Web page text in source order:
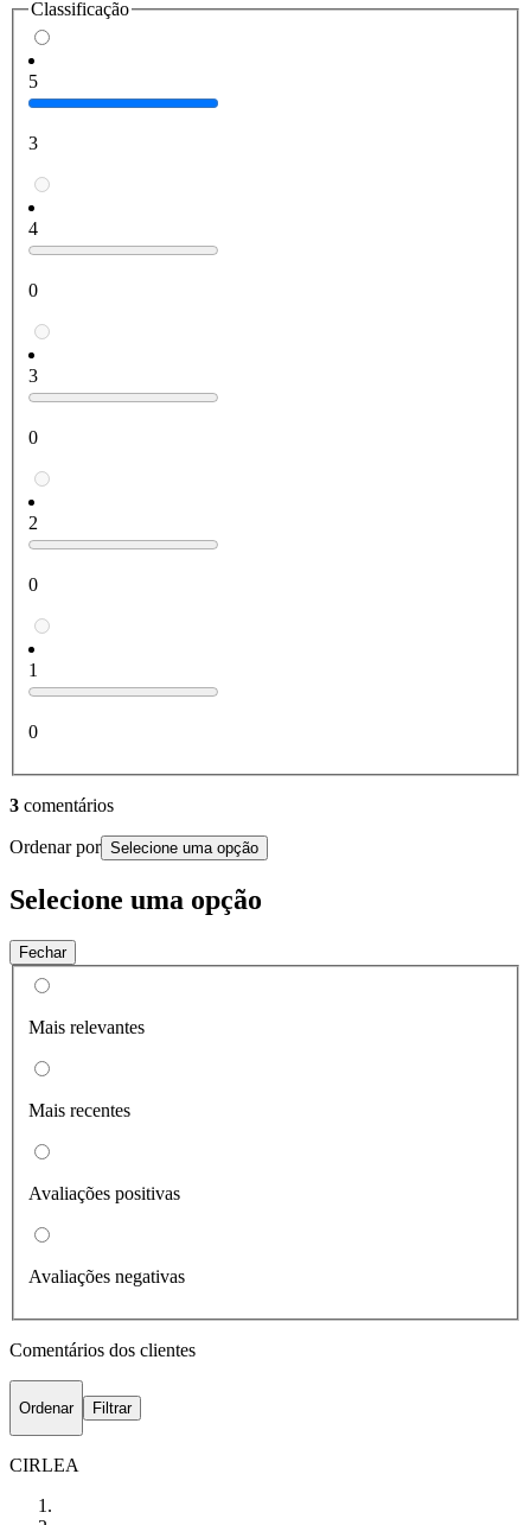
Classificação
5
3
4
0
3
0
2
0
1
0
3 comentários
Ordenar por Selecione uma opção
Selecione uma opção
Fechar
Mais relevantes
Mais recentes
Avaliações positivas
Avaliações negativas
Comentários dos clientes
Ordenar Filtrar
CIRLEA